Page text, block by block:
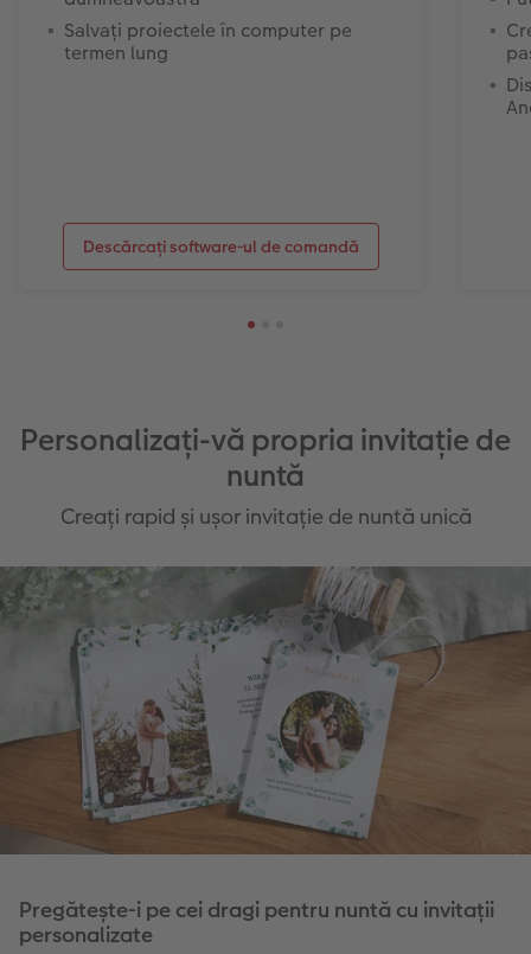
Salvați proiectele în computer pe
termen lung
Descărcați software-ul de comandă
Personalizaţi-vă propria invitație de
nuntă
Creați rapid și ușor invitație de nuntă unică
Pregătește-i pe cei dragi pentru nuntă cu invitații
personalizate